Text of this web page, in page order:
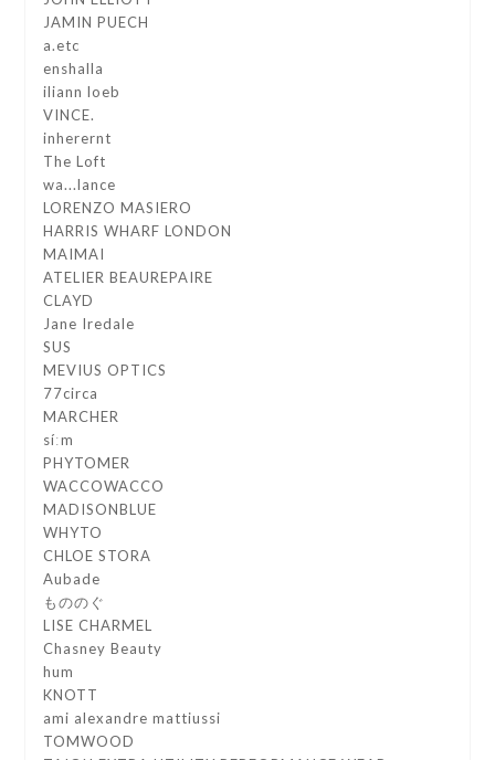
JAMIN PUECH
a.etc
enshalla
iliann loeb
VINCE.
inherernt
The Loft
wa...lance
LORENZO MASIERO
HARRIS WHARF LONDON
MAIMAI
ATELIER BEAUREPAIRE
CLAYD
Jane Iredale
SUS
MEVIUS OPTICS
77circa
MARCHER
síːm
PHYTOMER
WACCOWACCO
MADISONBLUE
WHYTO
CHLOE STORA
Aubade
もののぐ
LISE CHARMEL
Chasney Beauty
hum
KNOTT
ami alexandre mattiussi
TOMWOOD